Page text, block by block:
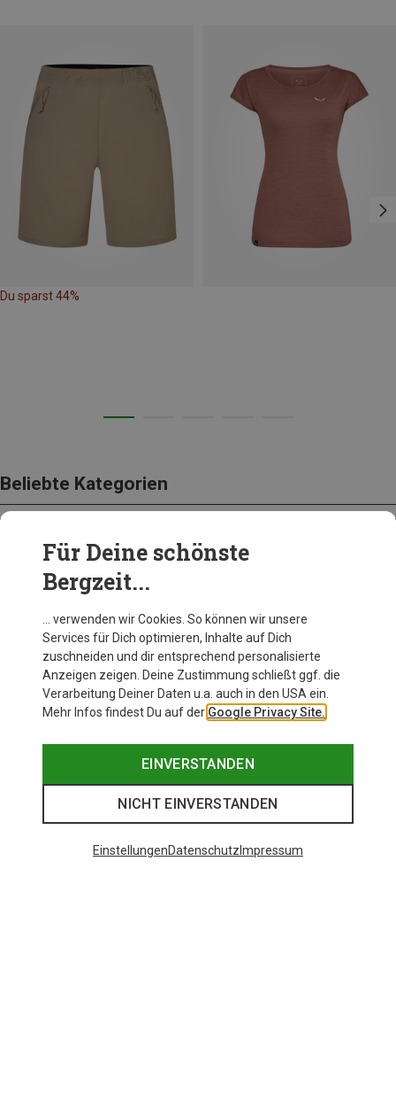
Du sparst 44%
Beliebte Kategorien
BEKLEIDUNG
Für Deine schönste
Bergzeit...
… verwenden wir Cookies. So können wir unsere
Services für Dich optimieren, Inhalte auf Dich
zuschneiden und dir entsprechend personalisierte
Anzeigen zeigen. Deine Zustimmung schließt ggf. die
Verarbeitung Deiner Daten u.a. auch in den USA ein.
Mehr Infos findest Du auf der Google Privacy Site.
EINVERSTANDEN
NICHT EINVERSTANDEN
EinstellungenDatenschutz Impressum